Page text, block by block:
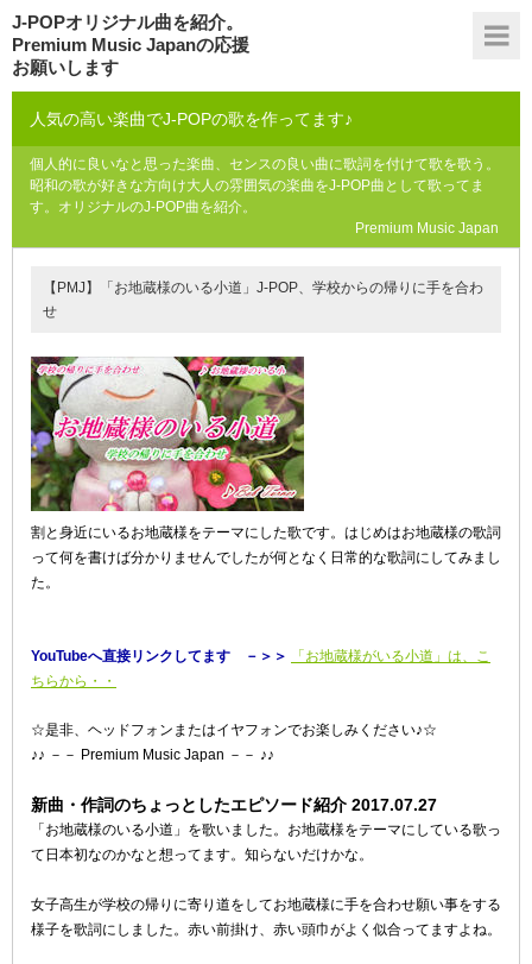
J-POPオリジナル曲を紹介。
Premium Music Japanの応援
お願いします
人気の高い楽曲でJ-POPの歌を作ってます♪
個人的に良いなと思った楽曲、センスの良い曲に歌詞を付けて歌を歌う。
昭和の歌が好きな方向け大人の雰囲気の楽曲をJ-POP曲として歌ってま
す。オリジナルのJ-POP曲を紹介。
Premium Music Japan
【PMJ】「お地蔵様のいる小道」J-POP、学校からの帰りに手を合わ
せ
割と身近にいるお地蔵様をテーマにした歌です。はじめはお地蔵様の歌詞
って何を書けば分かりませんでしたが何となく日常的な歌詞にしてみまし
た。
YouTubeへ直接リンクしてます －＞＞
「お地蔵様がいる小道」は、こ
ちらから・・
☆是非、ヘッドフォンまたはイヤフォンでお楽しみください♪☆
♪♪ －－ Premium Music Japan －－ ♪♪
新曲・作詞のちょっとしたエピソード紹介 2017.07.27
「お地蔵様のいる小道」を歌いました。お地蔵様をテーマにしている歌っ
て日本初なのかなと想ってます。知らないだけかな。
女子高生が学校の帰りに寄り道をしてお地蔵様に手を合わせ願い事をする
様子を歌詞にしました。赤い前掛け、赤い頭巾がよく似合ってますよね。